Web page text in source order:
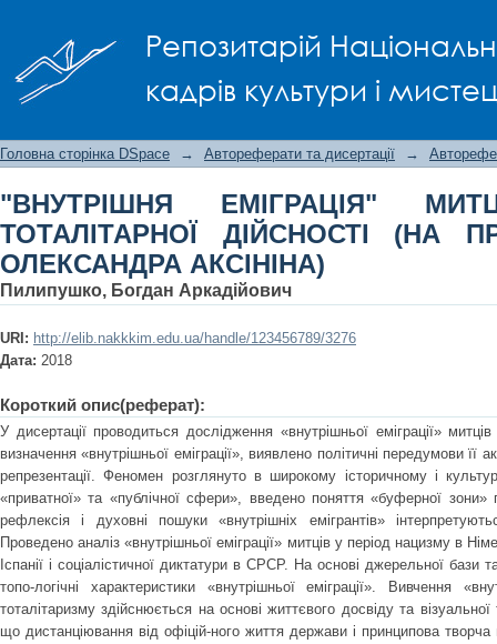
Репозитарій
кадрів культури і
ПРИКЛАДІ ДОСВІДУ ОЛЕКСАНДРА
Головна сторінка DSpace → Автореферати та дисертації →
"ВНУТРІШНЯ ЕМІГРАЦІЯ"
ТОТАЛІТАРНОЇ ДІЙСНОСТІ (НА
ОЛЕКСАНДРА АКСІНІНА)
Пилипушко, Богдан Аркадійович
URI: http://elib.nakkkim.edu.ua/handle/123456789/3276
Дата: 2018
Короткий опис(реферат):
У дисертації проводиться дослідження «внутрішньої еміграції»
визначення «внутрішньої еміграції», виявлено політичні передумови її
репрезентації. Феномен розглянуто в широкому історичному і
«приватної» та «публічної сфери», введено поняття «буферної зони»
рефлексія і духовні пошуки «внутрішніх емігрантів»
Проведено аналіз «внутрішньої еміграції» митців у період нацизму в
Іспанії і соціалістичної диктатури в СРСР. На основі джерельної бази
топо-логічні характеристики «внутрішньої еміграції». Вивчення
тоталітаризму здійснюється на основі життєвого досвіду та
що дистанціювання від офіцій-ного життя держави і принципова творча